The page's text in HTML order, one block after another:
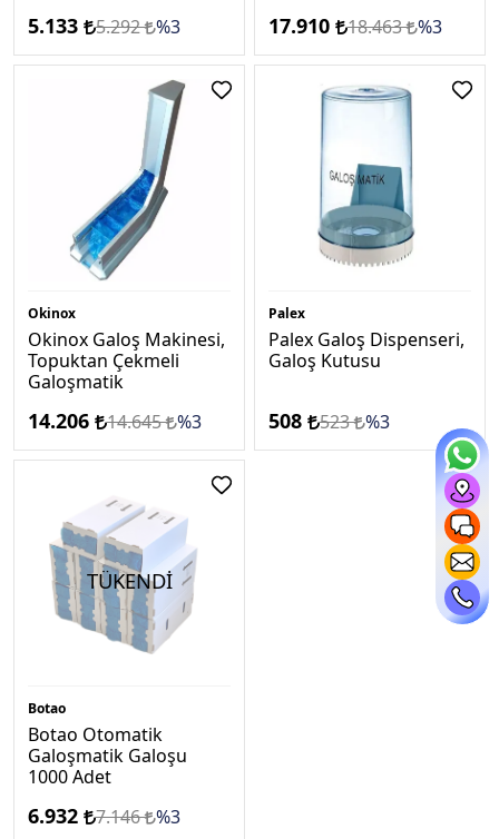
5.133 5.292 %3 17.910 18.463 %3
Okinox
Okinox Galoş Makinesi,
Topuktan Çekmeli
Galoşmatik
14.206 14.645 %3
Palex
Palex Galoş Dispenseri,
Galoş Kutusu
508 523 %3
TÜKENDİ
Botao
Botao Otomatik
Galoşmatik Galoşu
1000 Adet
6.932 7.146 %3